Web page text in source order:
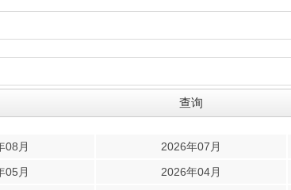
08月 2026年07月
05月
2026年04月